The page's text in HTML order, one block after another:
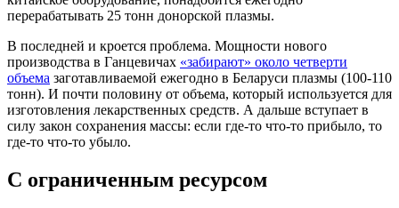
перерабатывать 25 тонн донорской плазмы.
В последней и кроется проблема. Мощности нового
производства в Ганцевичах «забирают» около четверти
объема заготавливаемой ежегодно в Беларуси плазмы (100-110
тонн). И почти половину от объема, который используется для
изготовления лекарственных средств. А дальше вступает в
силу закон сохранения массы: если где-то что-то прибыло, то
где-то что-то убыло.
С ограниченным ресурсом